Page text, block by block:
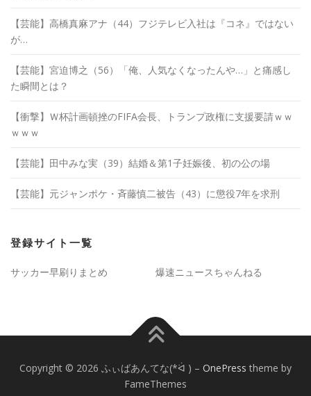
【芸能】高橋真麻アナ（44）フジテレビ入社は『コネ』ではない
が…
【芸能】宮迫博之（56）「俺、人気なくなったんや…」と痛感し
た瞬間とは？
【衝撃】Ｗ杯計画頓挫のFIFA会長、トランプ政権に支援要請ｗｗ
ｗｗｗ
【芸能】田中みな実（39）結婚＆第1子妊娠後、初の公の場
【芸能】元ジャンポケ・斉藤慎二被告（43）に懲役7年を求刑
登録サイト一覧
サッカー早刷りまとめ 爆速ニュースちゃんねる
Copyright © 2026 ふぃばあんてな(*ᐛ ) – OnePress theme by
FameThemes